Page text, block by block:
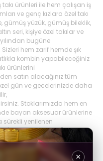
ürünleri ile hem çalışan iş
ve genç kızlara özel takı
gümüş yüzük, gümüş bileklik,
seri, kişiye özel takılar ve
bugüne
hem zarif hemde şık
kombin yapabileceğiniz
ürünlerini
satın alacağınız tüm
gün ve gecelerinizde daha
Stoklarımızda hem en
bayan aksesuar ürünlerine
sürekli yenilenen
bulabilirsiniz. Öncelikli
tutanbestmysilver.com.tr
adına hızlı
öncelik olarak görmektedir.
×